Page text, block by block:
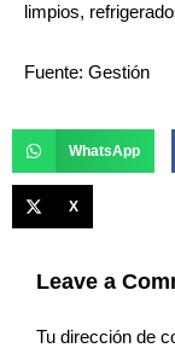
limpios,
Fuente: Gestión
WhatsApp
X
Leave a
Tu dirección de